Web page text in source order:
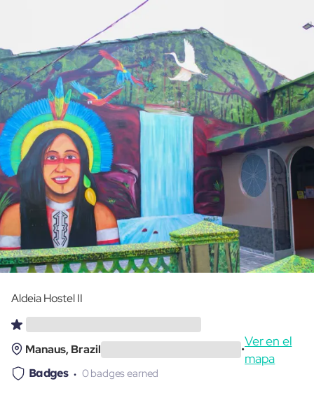
Aldeia Hostel II
Manaus, Brazil •
Ver en el
mapa
Badges 0 badges earned